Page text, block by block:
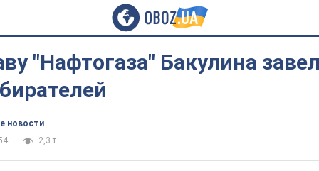
"Нафтогаза" Бакулина
новости
2,3 т.